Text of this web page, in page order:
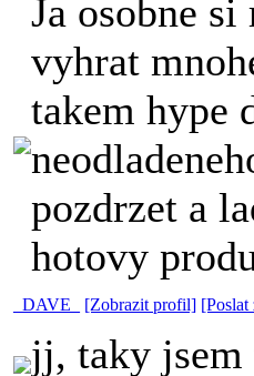
Ja osobne
vyhrat
takem hype
pozdrzet a
hotovy
_DAVE_ [Zobrazit profil] [Poslat
jj, taky jsem